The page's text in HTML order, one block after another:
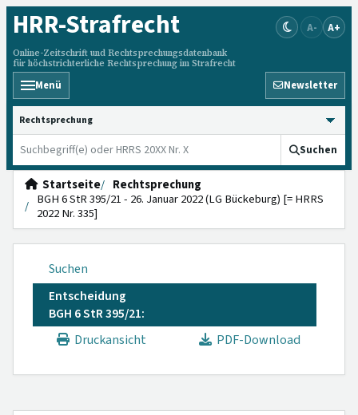
HRR-Strafrecht
Online-Zeitschrift und Rechtsprechungsdatenbank
für höchstrichterliche Rechtsprechung im Strafrecht
A- A+
Menü Newsletter
HRRS durchsuchen
Suchen
Startseite
Rechtsprechung
BGH 6 StR 395/21 - 26. Januar 2022 (LG Bückeburg) [= HRRS
2022 Nr. 335]
Suchen
Entscheidung
BGH 6 StR 395/21:
Druckansicht
PDF-Download